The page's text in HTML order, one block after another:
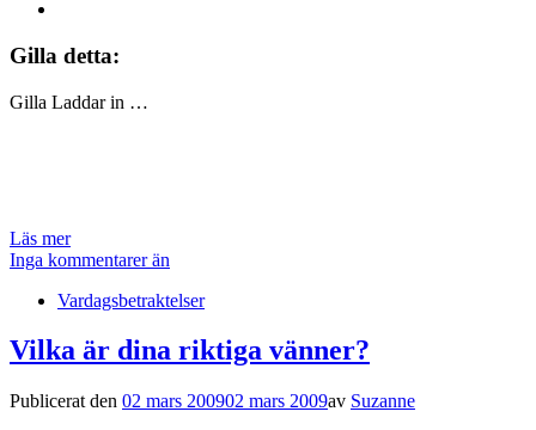
Gilla detta:
Gilla Laddar in …
Läs mer
Inga kommentarer än
Vardagsbetraktelser
Vilka är dina riktiga vänner?
Publicerat den 02 mars 200902 mars 2009av Suzanne